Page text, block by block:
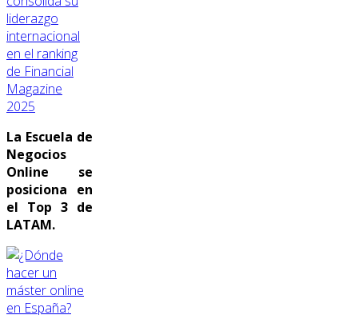
liderazgo
internacional
en el ranking
de Financial
Magazine
2025
La Escuela de
Negocios
Online se
posiciona en
el Top 3 de
LATAM.